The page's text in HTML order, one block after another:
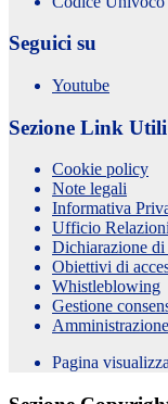
Seguici su
Youtube
Sezione Link Utili
Cookie policy
Note legali
Informativa
Ufficio
Dichiarazione di
Obiettivi di
Whistleblowing
Gestione
Pagina